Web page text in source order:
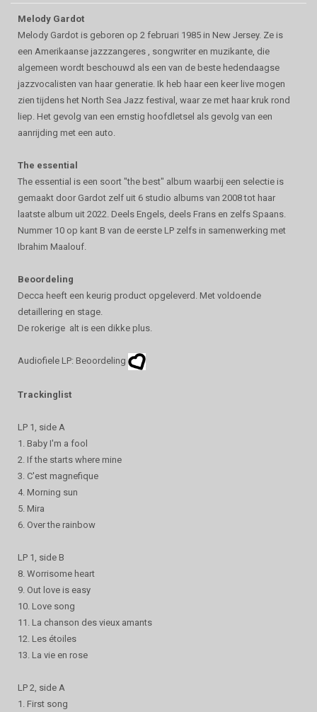
Melody Gardot
Melody Gardot is geboren op 2 februari 1985 in New Jersey. Ze is
een Amerikaanse jazzzangeres , songwriter en muzikante, die
algemeen wordt beschouwd als een van de beste hedendaagse
jazzvocalisten van haar generatie. Ik heb haar een keer live mogen
zien tijdens het North Sea Jazz festival, waar ze met haar kruk rond
liep. Het gevolg van een ernstig hoofdletsel als gevolg van een
aanrijding met een auto.
The essential
The essential is een soort "the best" album waarbij een selectie is
gemaakt door Gardot zelf uit 6 studio albums van 2008 tot haar
laatste album uit 2022. Deels Engels, deels Frans en zelfs Spaans.
Nummer 10 op kant B van de eerste LP zelfs in samenwerking met
Ibrahim Maalouf.
Beoordeling
Decca heeft een keurig product opgeleverd. Met voldoende
detaillering en stage.
De rokerige alt is een dikke plus.
Audiofiele LP: Beoordeling
Trackinglist
LP 1, side A
1. Baby I'm a fool
2. If the starts where mine
3. C'est magnefique
4. Morning sun
5. Mira
6. Over the rainbow
LP 1, side B
8. Worrisome heart
9. Out love is easy
10. Love song
11. La chanson des vieux amants
12. Les étoiles
13. La vie en rose
LP 2, side A
1. First song